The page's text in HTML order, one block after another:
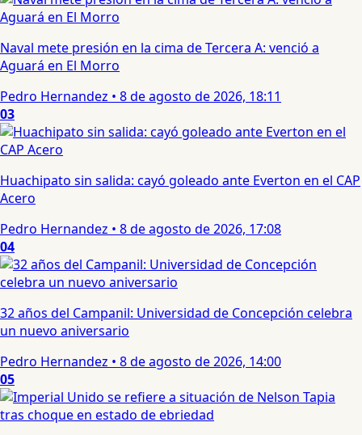
Naval mete presión en la cima de Tercera A: venció a
Aguará en El Morro
Pedro Hernandez • 8 de agosto de 2026, 18:11
03
Huachipato sin salida: cayó goleado ante Everton en el CAP
Acero
Pedro Hernandez • 8 de agosto de 2026, 17:08
04
32 años del Campanil: Universidad de Concepción celebra
un nuevo aniversario
Pedro Hernandez • 8 de agosto de 2026, 14:00
05